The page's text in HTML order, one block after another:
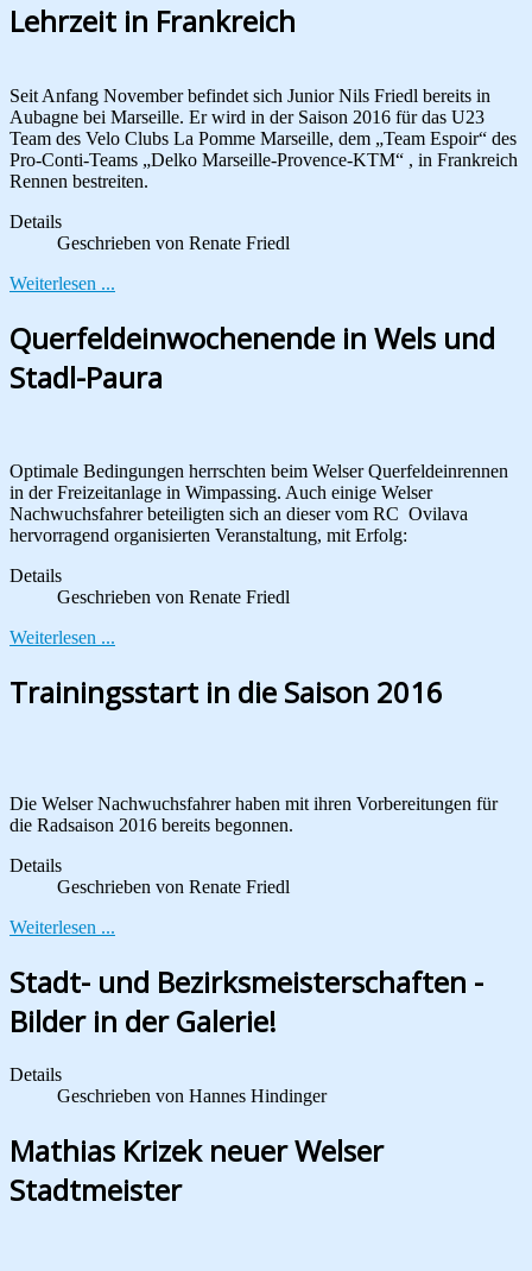
Lehrzeit in Frankreich
Seit Anfang November befindet sich Junior Nils Friedl bereits in
Aubagne bei Marseille. Er wird in der Saison 2016 für das U23
Team des Velo Clubs La Pomme Marseille, dem „Team Espoir“ des
Pro-Conti-Teams „Delko Marseille-Provence-KTM“ , in Frankreich
Rennen bestreiten.
Details
Geschrieben von Renate Friedl
Weiterlesen ...
Querfeldeinwochenende in Wels und
Stadl-Paura
Optimale Bedingungen herrschten beim Welser Querfeldeinrennen
in der Freizeitanlage in Wimpassing. Auch einige Welser
Nachwuchsfahrer beteiligten sich an dieser vom RC Ovilava
hervorragend organisierten Veranstaltung, mit Erfolg:
Details
Geschrieben von Renate Friedl
Weiterlesen ...
Trainingsstart in die Saison 2016
Die Welser Nachwuchsfahrer haben mit ihren Vorbereitungen für
die Radsaison 2016 bereits begonnen.
Details
Geschrieben von Renate Friedl
Weiterlesen ...
Stadt- und Bezirksmeisterschaften -
Bilder in der Galerie!
Details
Geschrieben von Hannes Hindinger
Mathias Krizek neuer Welser
Stadtmeister